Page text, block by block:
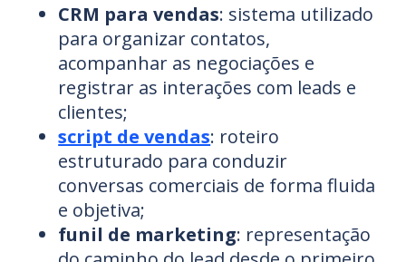
CRM para vendas: sistema utilizado
para organizar contatos,
acompanhar as negociações e
registrar as interações com leads e
clientes;
script de vendas: roteiro
estruturado para conduzir
conversas comerciais de forma fluida
e objetiva;
funil de marketing: representação